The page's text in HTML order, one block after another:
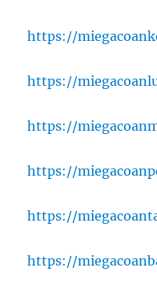
https://
https://
https://
https://
https://
https://